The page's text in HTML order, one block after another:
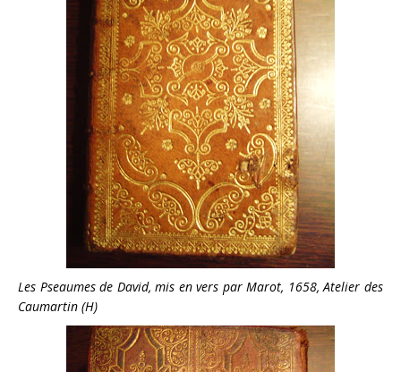
Les Pseaumes de David, mis en vers par Marot, 1658, Atelier des
Caumartin (H)